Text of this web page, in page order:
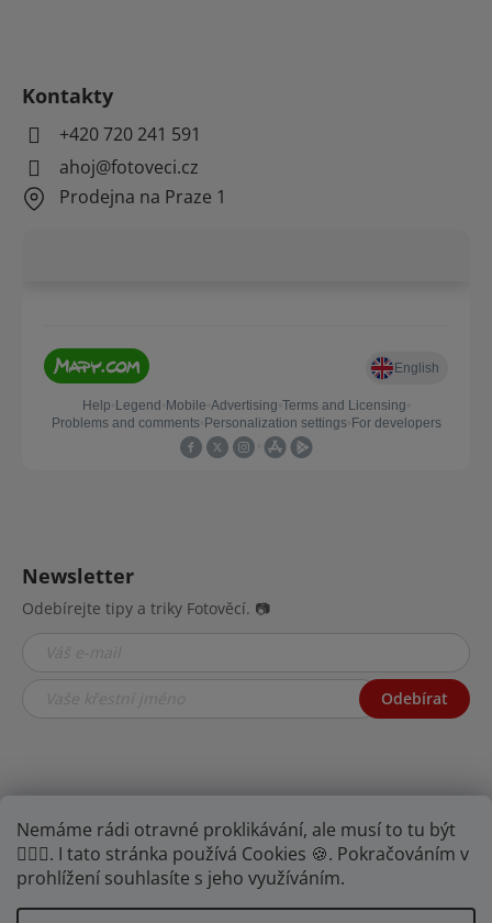
Nemáme rádi otravné proklikávání, ale musí to tu být
🤦🏾‍♂️. I tato stránka používá Cookies 🍪. Pokračováním v
prohlížení souhlasíte s jeho využíváním.
Kontakty
+420 720 241 591
ahoj@fotoveci.cz
Prodejna na Praze 1
Newsletter
Odebírejte tipy a triky Fotověcí. 📷
Odebírat